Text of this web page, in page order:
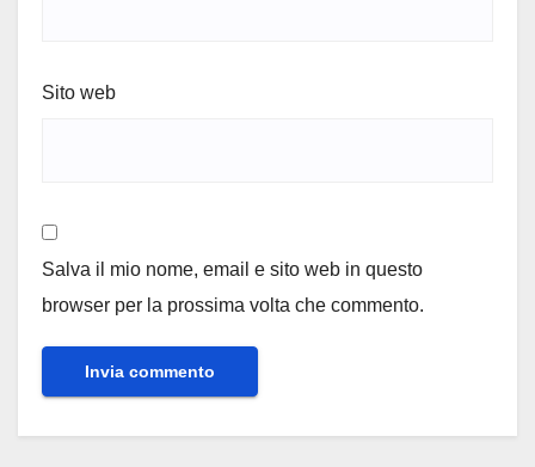
Sito web
Salva il mio nome, email e sito web in questo
browser per la prossima volta che commento.